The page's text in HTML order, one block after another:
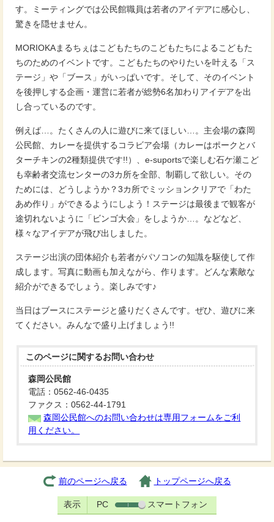
す。ミーティングでは公民館職員は若者のアイデアに感心し、
驚きを隠せません。
MORIOKAまるちぇはこどもたちのこどもたちによるこどもた
ちのためのイベントです。こどもたちのやりたいを叶える「ス
テージ」や「ブース」がいっぱいです。そして、そのイベント
を後押しする企画・運営に若者が総勢6名加わりアイデアを出
し合っているのです。
例えば…。たくさんの人に遊びに来てほしい…。主会場の森岡
公民館、カレーを提供するコラビア会場（カレーはポークとバ
ターチキンの2種類提供です!!）、e-suportsで楽しむ石ケ瀬こど
も幸齢者交流センターの3カ所を全部、制覇して欲しい。その
ためには、どうしようか？3カ所でミッションクリアで「わた
あめ作り」ができるようにしよう！ステージは最後まで観客が
途切れないように「ビンゴ大会」をしようか…。などなど、
様々なアイデアが飛び出しました。
ステージ出演の団体紹介も若者がパソコンの知識を駆使して作
成します。写真に動画も加えながら、作ります。どんな素敵な
紹介ができるでしょう。楽しみです♪
当日はブースにステージと盛りだくさんです。ぜひ、遊びに来
てください。みんなで盛り上げましょう!!
このページに関するお問い合わせ
森岡公民館
電話：0562-46-0435
ファクス：0562-44-1791
森岡公民館へのお問い合わせは専用フォームをご利
用ください。
前のページへ戻る トップページへ戻る
表示 PC スマートフォン